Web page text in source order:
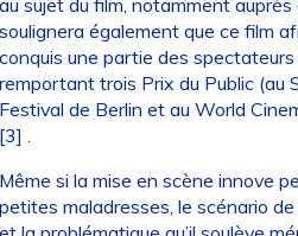
sujet du film, notamment auprès
également que ce film
une partie des
trois Prix du Public (au
de Berlin et au World
.
si la mise en scène innove
maladresses, le scénario de